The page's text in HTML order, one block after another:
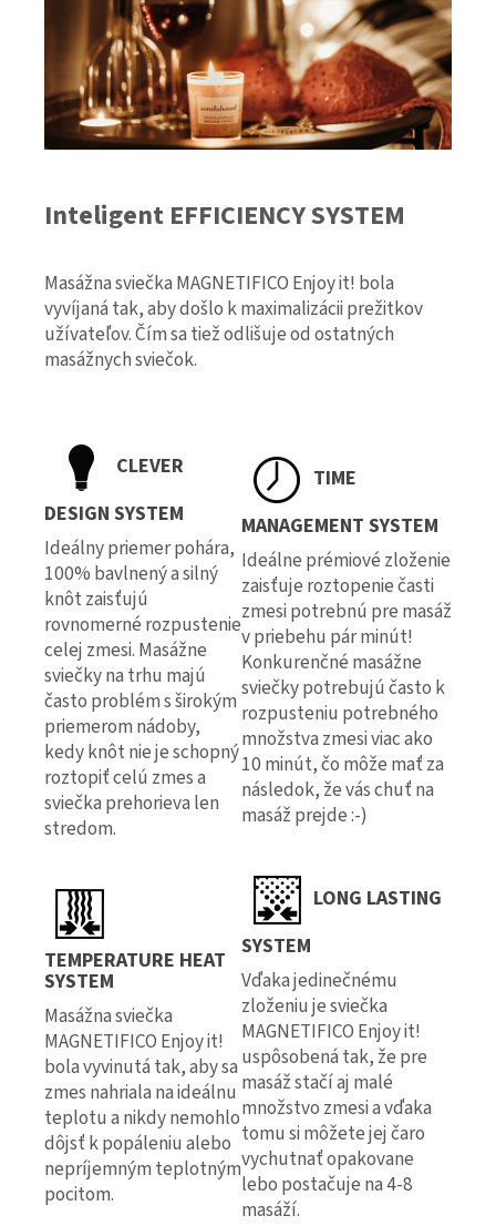
Inteligent EFFICIENCY SYSTEM
Masážna sviečka MAGNETIFICO Enjoy it! bola
vyvíjaná tak, aby došlo k maximalizácii prežitkov
užívateľov. Čím sa tiež odlišuje od ostatných
masážnych sviečok.
CLEVER
DESIGN SYSTEM
Ideálny priemer pohára,
100% bavlnený a silný
knôt zaisťujú
rovnomerné rozpustenie
celej zmesi. Masážne
sviečky na trhu majú
často problém s širokým
priemerom nádoby,
kedy knôt nie je schopný
roztopiť celú zmes a
sviečka prehorieva len
stredom.
TIME
MANAGEMENT SYSTEM
Ideálne prémiové zloženie
zaisťuje roztopenie časti
zmesi potrebnú pre masáž
v priebehu pár minút!
Konkurenčné masážne
sviečky potrebujú často k
rozpusteniu potrebného
množstva zmesi viac ako
10 minút, čo môže mať za
následok, že vás chuť na
masáž prejde :-)
TEMPERATURE HEAT
SYSTEM
Masážna sviečka
MAGNETIFICO Enjoy it!
bola vyvinutá tak, aby sa
zmes nahriala na ideálnu
teplotu a nikdy nemohlo
dôjsť k popáleniu alebo
nepríjemným teplotným
pocitom.
LONG LASTING
SYSTEM
Vďaka jedinečnému
zloženiu je sviečka
MAGNETIFICO Enjoy it!
uspôsobená tak, že pre
masáž stačí aj malé
množstvo zmesi a vďaka
tomu si môžete jej čaro
vychutnať opakovane
lebo postačuje na 4-8
masáží.